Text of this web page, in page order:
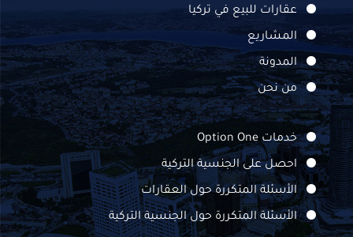
عقارات للبيع في تركيا
المشاريع
المدونة
من نحن
خدمات Option One
احصل على الجنسية التركية
الأسئلة المتكررة حول العقارات
الأسئلة المتكررة حول الجنسية التركية